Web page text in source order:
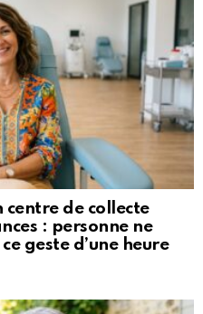
centre de collecte
: personne ne
geste d’une heure